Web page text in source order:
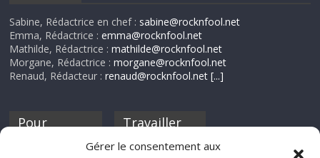
Gérer le consentement aux
Sabine, Rédactrice en chef : sabine@rocknfool.net
Emma, Rédactrice :emma@rocknfool.net
Mathilde, Rédactrice :mathilde@rocknfool.net
Morgane, Rédactrice :morgane@rocknfool.net
Renaud, Rédacteur :renaud@rocknfool.net [...]
Pour
discothèque
Travailler